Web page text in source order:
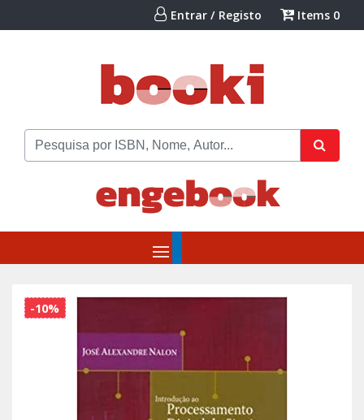
Entrar / Registo Items 0
-10%